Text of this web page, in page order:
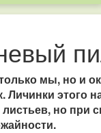
мы, но и
этого
но при